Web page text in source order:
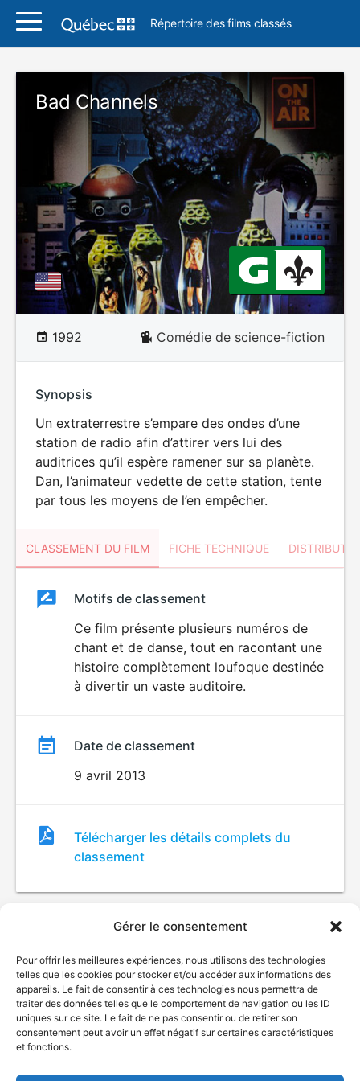
Gérer le consentement
Pour offrir les meilleures expériences, nous utilisons des technologies
telles que les cookies pour stocker et/ou accéder aux informations des
appareils. Le fait de consentir à ces technologies nous permettra de
traiter des données telles que le comportement de navigation ou les ID
uniques sur ce site. Le fait de ne pas consentir ou de retirer son
consentement peut avoir un effet négatif sur certaines caractéristiques
et fonctions.
Répertoire des films classés
Bad Channels
1992 Comédie de science-fiction
Synopsis
Un extraterrestre s’empare des ondes d’une
station de radio afin d’attirer vers lui des
auditrices qu’il espère ramener sur sa planète.
Dan, l’animateur vedette de cette station, tente
par tous les moyens de l’en empêcher.
CLASSEMENT DU FILM FICHE TECHNIQUE
ClassementClassement
Motifs de classement
Ce film présente plusieurs numéros de
chant et de danse, tout en racontant une
histoire complètement loufoque destinée
à divertir un vaste auditoire.
Date de classement
9 avril 2013
Fichier
de
classement
Télécharger les détails complets du
classement
© Gouvernement du Québec, 2026
Plan du site